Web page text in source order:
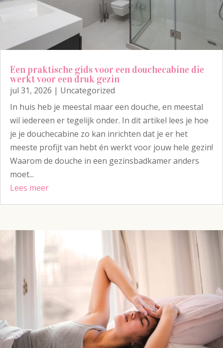
Een praktische gids voor een douchecabine die
werkt voor een druk gezin
jul 31, 2026 | Uncategorized
In huis heb je meestal maar een douche, en meestal
wil iedereen er tegelijk onder. In dit artikel lees je hoe
je je douchecabine zo kan inrichten dat je er het
meeste profijt van hebt én werkt voor jouw hele gezin!
Waarom de douche in een gezinsbadkamer anders
moet...
Lees meer